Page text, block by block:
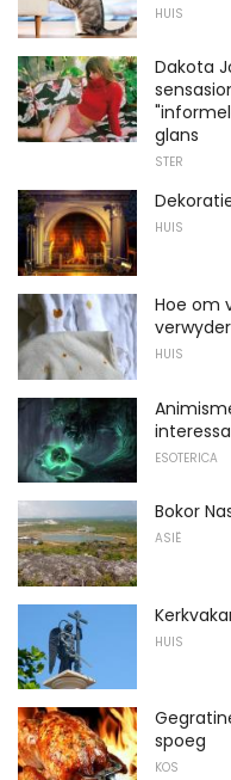
HUIS
Dakota
glans
STER
HUIS
Hoe om
HUIS
ESOTERICA
Bokor
ASIË
HUIS
spoeg
KOS